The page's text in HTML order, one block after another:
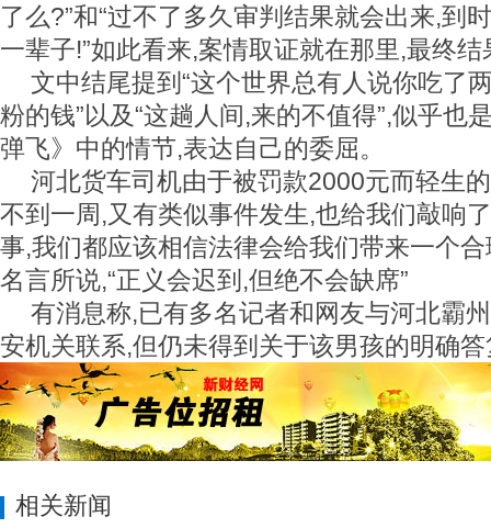
了么?”和“过不了多久审判结果就会出来,到
一辈子!”如此看来,案情取证就在那里,最终
文中结尾提到“这个世界总有人说你吃了
粉的钱”以及“这趟人间,来的不值得”,似乎也
弹飞》中的情节,表达自己的委屈。
河北货车司机由于被罚款2000元而轻生
不到一周,又有类似事件发生,也给我们敲响
事,我们都应该相信法律会给我们带来一个
名言所说,“正义会迟到,但绝不会缺席”
有消息称,已有多名记者和网友与河北霸
安机关联系,但仍未得到关于该男孩的明确
相关新闻